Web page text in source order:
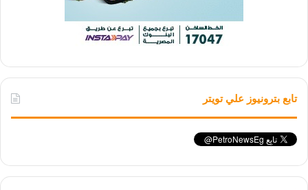
تابع بترونيوز علي تويتر